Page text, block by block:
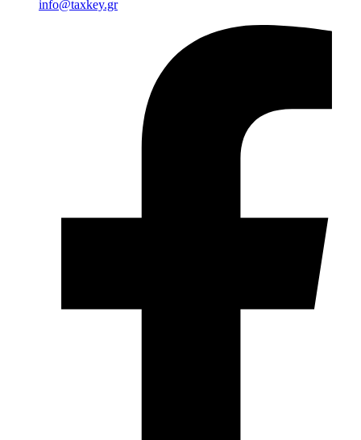
info@taxkey.gr